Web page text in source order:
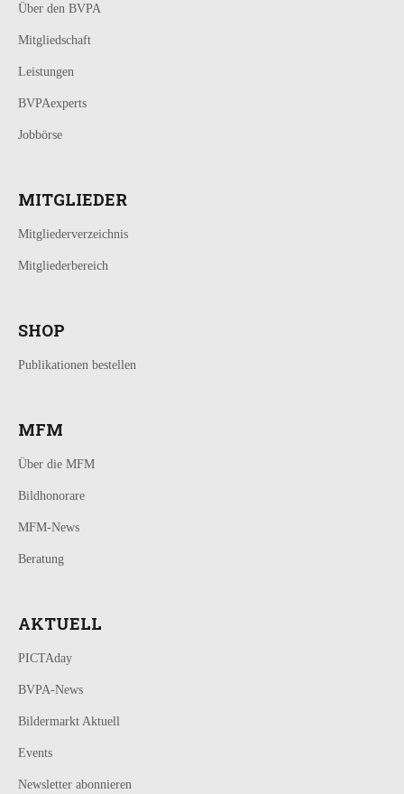
Über den BVPA
Mitgliedschaft
Leistungen
BVPAexperts
Jobbörse
MITGLIEDER
Mitgliederverzeichnis
Mitgliederbereich
SHOP
Publikationen bestellen
MFM
Über die MFM
Bildhonorare
MFM-News
Beratung
AKTUELL
PICTAday
BVPA-News
Bildermarkt Aktuell
Events
Newsletter abonnieren